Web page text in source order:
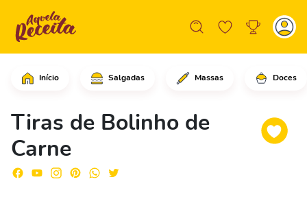
Início Salgadas Massas Doces
Tiras de Bolinho de
Carne
Comece adicionando a carne com